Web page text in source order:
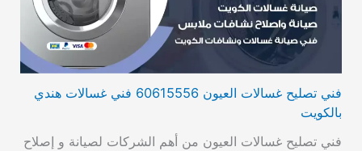
فني تصليح غسالات العيون 60615556 فني غسالات هندي
بالكويت
فني تصليح غسالات العيون من أهم الشركات لصيانة و إصلاح